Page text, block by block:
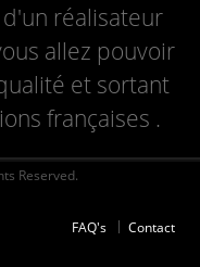
réalisateur
allez pouvoir
et sortant
françaises .
Reserved.
FAQ's Contact